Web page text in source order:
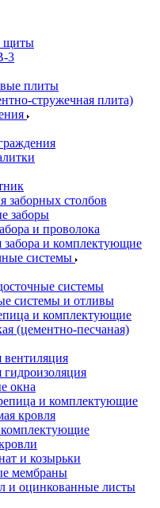
щиты
3
плиты
стружечная плита)
заборных столбов
заборы
и проволока
забора и комплектующие
системы
системы
системы и отливы
и комплектующие
(цементно-песчаная)
вентиляция
гидроизоляция
окна
и комплектующие
кровля
и козырьки
мембраны
и оцинкованные листы